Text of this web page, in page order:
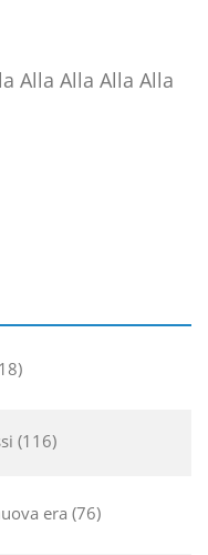
Alla Alla Alla Alla
116
era 76